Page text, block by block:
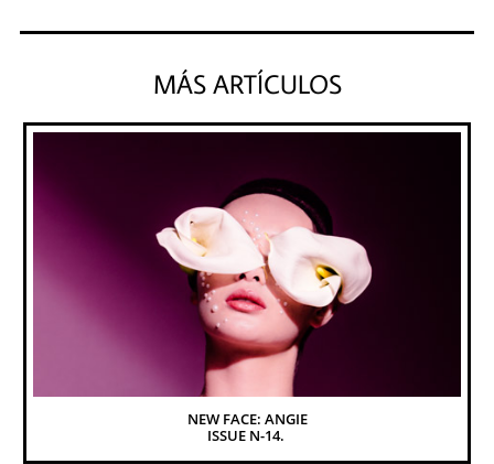
MÁS ARTÍCULOS
NEW FACE: ANGIE
ISSUE N-14.